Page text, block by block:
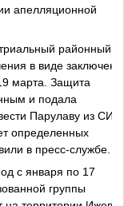
апелляционной
районный
в виде
марта. Защита
и подала
Парулаву из
определенных
в пресс-службе.
с января по 17
группы